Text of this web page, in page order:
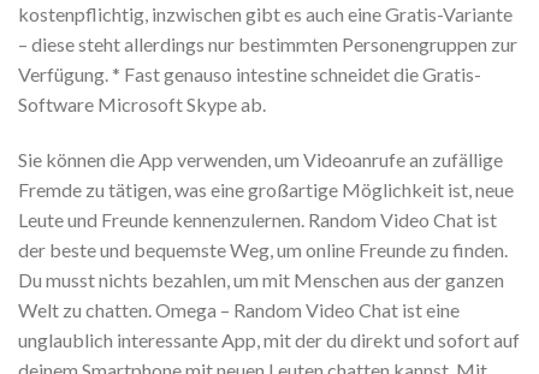
kostenpflichtig, inzwischen gibt es auch eine Gratis-Variante
– diese steht allerdings nur bestimmten Personengruppen zur
Verfügung. * Fast genauso intestine schneidet die Gratis-
Software Microsoft Skype ab.
Sie können die App verwenden, um Videoanrufe an zufällige
Fremde zu tätigen, was eine großartige Möglichkeit ist, neue
Leute und Freunde kennenzulernen. Random Video Chat ist
der beste und bequemste Weg, um online Freunde zu finden.
Du musst nichts bezahlen, um mit Menschen aus der ganzen
Welt zu chatten. Omega – Random Video Chat ist eine
unglaublich interessante App, mit der du direkt und sofort auf
deinem Smartphone mit neuen Leuten chatten kannst. Mit